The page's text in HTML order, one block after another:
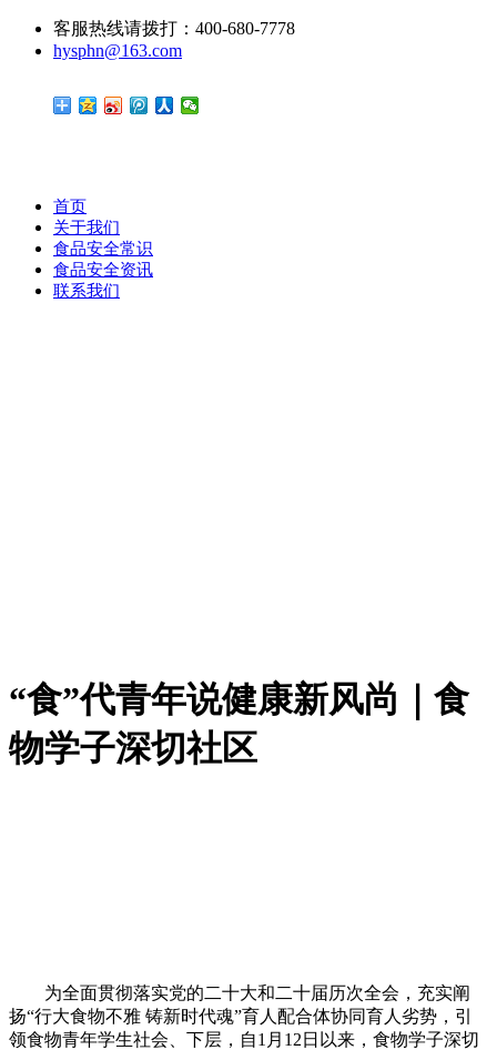
客服热线请拨打：400-680-7778
hysphn@163.com
首页
关于我们
食品安全常识
食品安全资讯
联系我们
“食”代青年说健康新风尚｜食
物学子深切社区
为全面贯彻落实党的二十大和二十届历次全会，充实阐
扬“行大食物不雅 铸新时代魂”育人配合体协同育人劣势，引
领食物青年学生社会、下层，自1月12日以来，食物学子深切